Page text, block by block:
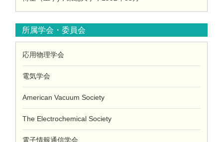
所属学会・委員会
応用物理学会
電気学会
American Vacuum Society
The Electrochemical Society
電子情報通信学会